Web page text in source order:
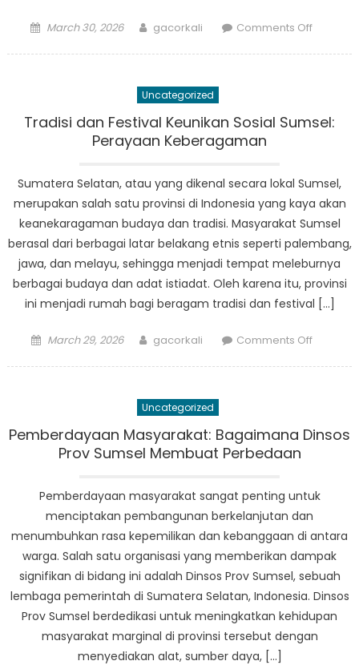
Posted
March 30, 2026 Author
gacorkali Comments Offon
Sumsel
Rentan
Uncategorized
Tradisi dan Festival Keunikan Sosial Sumsel:
Perayaan Keberagaman
Sumatera Selatan, atau yang dikenal secara lokal Sumsel,
merupakan salah satu provinsi di Indonesia yang kaya akan
keanekaragaman budaya dan tradisi. Masyarakat Sumsel
berasal dari berbagai latar belakang etnis seperti palembang,
jawa, dan melayu, sehingga menjadi tempat meleburnya
berbagai budaya dan adat istiadat. Oleh karena itu, provinsi
ini menjadi rumah bagi beragam tradisi dan festival […]
Posted
March 29, 2026 Author
gacorkali Comments Offon
Sosial
Uncategorized
Pemberdayaan Masyarakat: Bagaimana Dinsos
Prov Sumsel Membuat Perbedaan
Pemberdayaan masyarakat sangat penting untuk
menciptakan pembangunan berkelanjutan dan
menumbuhkan rasa kepemilikan dan kebanggaan di antara
warga. Salah satu organisasi yang memberikan dampak
signifikan di bidang ini adalah Dinsos Prov Sumsel, sebuah
lembaga pemerintah di Sumatera Selatan, Indonesia. Dinsos
Prov Sumsel berdedikasi untuk meningkatkan kehidupan
masyarakat marginal di provinsi tersebut dengan
menyediakan alat, sumber daya, […]